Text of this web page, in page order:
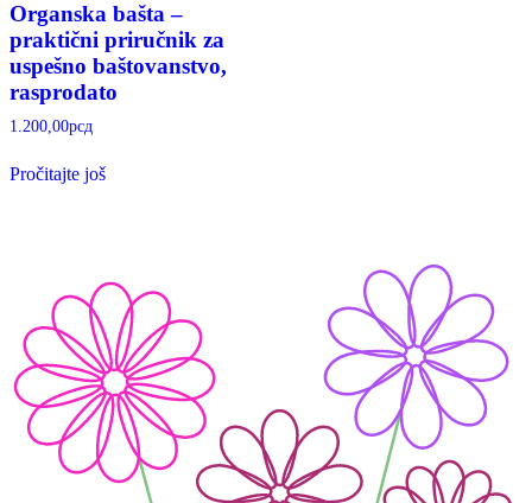
Organska bašta –
praktični priručnik za
uspešno baštovanstvo,
rasprodato
1.200,00рсд
Pročitajte još